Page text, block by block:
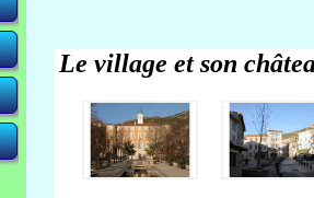
Le village et son